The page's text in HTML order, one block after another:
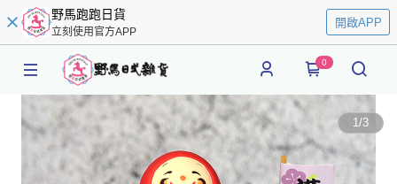
野馬跑跑日貨
立刻使用官方APP
開啟APP
0
1/3